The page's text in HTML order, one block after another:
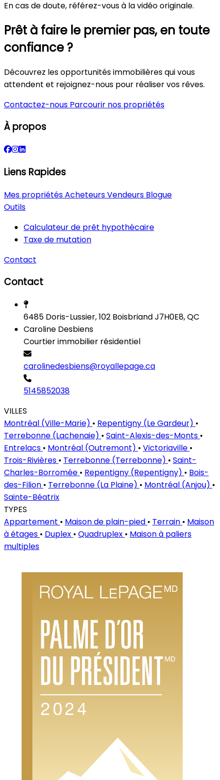
En cas de doute, référez-vous à la vidéo originale.
Prêt à faire le premier pas, en toute
confiance ?
Découvrez les opportunités immobilières qui vous
attendent et rejoignez-nous pour réaliser vos rêves.
Contactez-nous Parcourir nos propriétés
À propos
Liens Rapides
Mes propriétésAcheteursVendeurs Blogue
Outils
Calculateur de prêt hypothécaire
Taxe de mutation
Contact
Contact
6485 Doris-Lussier, 102 Boisbriand J7H0E8, QC
Caroline Desbiens
Courtier immobilier résidentiel
carolinedesbiens@royallepage.ca
5145852038
VILLES
Montréal (Ville-Marie) • Repentigny (Le Gardeur) •
Terrebonne (Lachenaie) • Saint-Alexis-des-Monts •
Entrelacs • Montréal (Outremont) • Victoriaville •
Trois-Rivières • Terrebonne (Terrebonne) • Saint-
Charles-Borromée • Repentigny (Repentigny) • Bois-
des-Filion • Terrebonne (La Plaine) • Montréal (Anjou) •
Sainte-Béatrix
TYPES
Appartement • Maison de plain-pied • Terrain • Maison
à étages • Duplex • Quadruplex • Maison à paliers
multiples